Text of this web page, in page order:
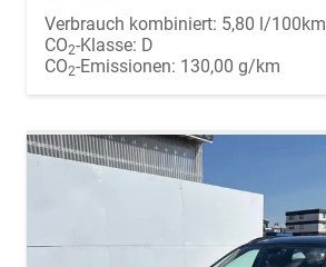
Verbrauch kombiniert: 5,80 l/100km
CO2-Klasse: D
CO2-Emissionen: 130,00 g/km